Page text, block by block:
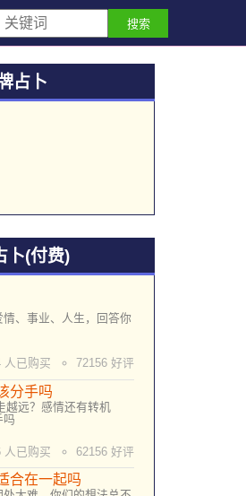
搜索
占卜
卜(付费)
、事业、人生，回答你
人已购买 72156 好评
分手吗
越远？感情还有转机
吗
人已购买 62156 好评
合在一起吗